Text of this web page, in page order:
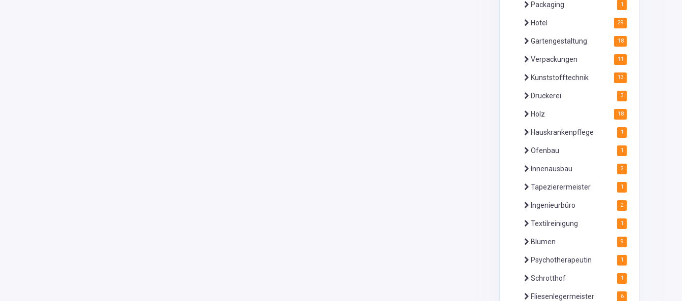
Packaging 1
Hotel 29
Gartengestaltung 18
Verpackungen 11
Kunststofftechnik 13
Druckerei 3
Holz 18
Hauskrankenpflege 1
Ofenbau 1
Innenausbau 2
Tapezierermeister 1
Ingenieurbüro 2
Textilreinigung 1
Blumen 9
Psychotherapeutin 1
Schrotthof 1
Fliesenlegermeister 6